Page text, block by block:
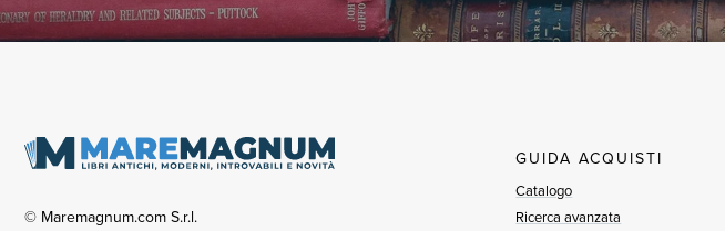
© Maremagnum.com S.r.l.
GUIDA ACQUISTI
Catalogo
Ricerca avanzata